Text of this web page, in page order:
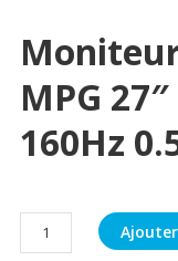
MPG
160Hz
quantité
de